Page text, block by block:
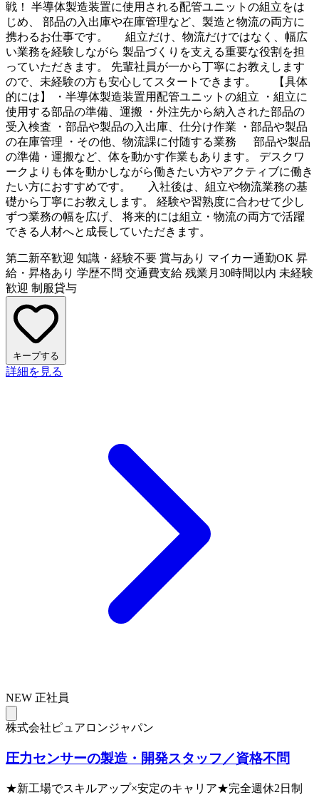
戦！ 半導体製造装置に使用される配管ユニットの組立をは
じめ、 部品の入出庫や在庫管理など、製造と物流の両方に
携わるお仕事です。 組立だけ、物流だけではなく、幅広
い業務を経験しながら 製品づくりを支える重要な役割を担
っていただきます。 先輩社員が一から丁寧にお教えします
ので、未経験の方も安心してスタートできます。 【具体
的には】 ・半導体製造装置用配管ユニットの組立 ・組立に
使用する部品の準備、運搬 ・外注先から納入された部品の
受入検査 ・部品や製品の入出庫、仕分け作業 ・部品や製品
の在庫管理 ・その他、物流課に付随する業務 部品や製品
の準備・運搬など、体を動かす作業もあります。 デスクワ
ークよりも体を動かしながら働きたい方やアクティブに働き
たい方におすすめです。 入社後は、組立や物流業務の基
礎から丁寧にお教えします。 経験や習熟度に合わせて少し
ずつ業務の幅を広げ、 将来的には組立・物流の両方で活躍
できる人材へと成長していただきます。
第二新卒歓迎 知識・経験不要 賞与あり マイカー通勤OK 昇
給・昇格あり 学歴不問 交通費支給 残業月30時間以内 未経験
歓迎 制服貸与
キープする
詳細を見る
NEW 正社員
株式会社ピュアロンジャパン
圧力センサーの製造・開発スタッフ／資格不問
★新工場でスキルアップ×安定のキャリア★完全週休2日制